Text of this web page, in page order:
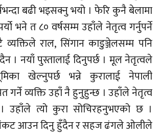
बढी भइसक्नु भयो । फेरि कुनै बेलामा
भने त ८० वर्षसम्म उहाँले नेतृत्व गर्नुपर्ने
राल, सिंगान काडुञ्जेलसम्म पनि
। नयाँ पुस्तालाई दिनुपर्छ । मूल नेतृत्वले
खेल्नुपर्छ भन्ने कुरालाई नेपाली
गर्ने व्यक्ति उहाँ नै हुनुहुन्छ । उहाँले नेतृत्व
उहाँले त्यो कुरा सोचिरहनुभएको छ ।
आउन दिनु हुँदैन र सहज ढंगले ओलीले